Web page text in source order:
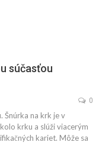
súčasťou
0
Šnúrka na krk je v
krku a slúži viacerým
kariet. Môže sa